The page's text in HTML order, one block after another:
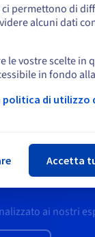
ai nostri
permettono di
alcuni dati
le vostre scelte in
in fondo
politica di utilizzo
Accetta